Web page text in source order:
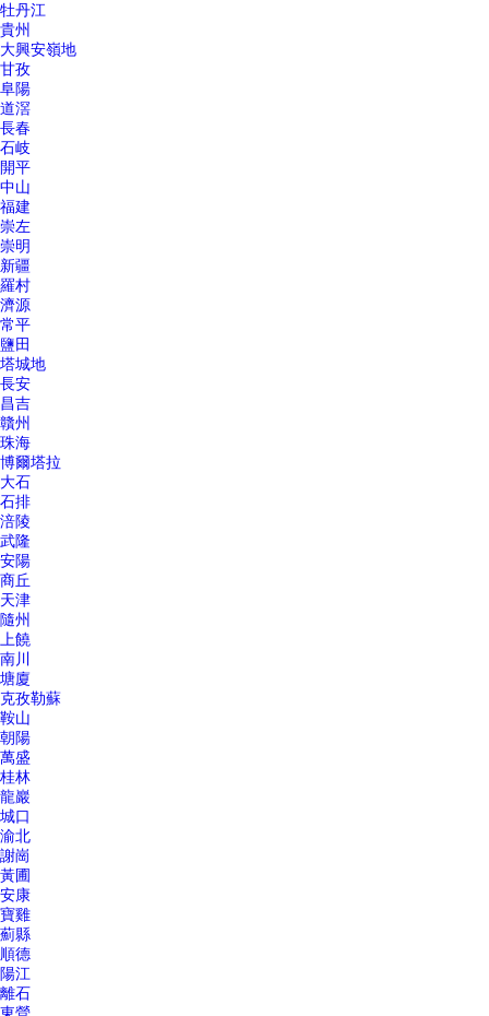
牡丹江
貴州
大興安嶺地
甘孜
阜陽
道滘
長春
石岐
開平
中山
福建
崇左
崇明
新疆
羅村
濟源
常平
鹽田
塔城地
長安
昌吉
贛州
珠海
博爾塔拉
大石
石排
涪陵
武隆
安陽
商丘
天津
隨州
上饒
南川
塘廈
克孜勒蘇
鞍山
朝陽
萬盛
桂林
龍巖
城口
渝北
謝崗
黃圃
安康
寶雞
薊縣
順德
陽江
離石